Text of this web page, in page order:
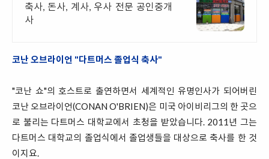
축사, 돈사, 계사, 우사 전문 공인중개
사
코난 오브라이언 "다트머스 졸업식 축사"
"코난 쇼"의 호스트로 출연하면서 세계적인 유명인사가 되어버린
코난 오브라이언(CONAN O'BRIEN)은 미국 아이비리그의 한 곳으
로 불리는 다트머스 대학교에서 초청을 받았습니다. 2011년 그는
다트머스 대학교의 졸업식에서 졸업생들을 대상으로 축사를 한 것
이지요.